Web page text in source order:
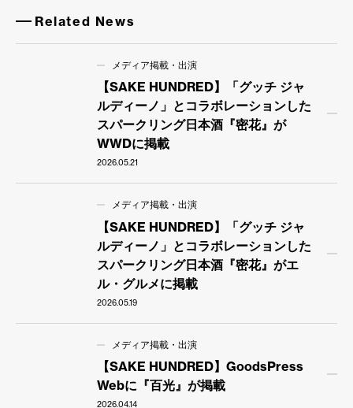
Related News
メディア掲載・出演
【SAKE HUNDRED】「グッチ ジャ
ルディーノ」とコラボレーションした
スパークリング日本酒『密花』が
WWDに掲載
2026.05.21
メディア掲載・出演
【SAKE HUNDRED】「グッチ ジャ
ルディーノ」とコラボレーションした
スパークリング日本酒『密花』がエ
ル・グルメに掲載
2026.05.19
メディア掲載・出演
【SAKE HUNDRED】GoodsPress
Webに『百光』が掲載
2026.04.14